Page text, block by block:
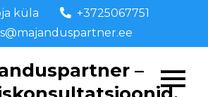
küla
+3725067751
–